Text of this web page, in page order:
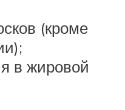
(кроме
в жировой